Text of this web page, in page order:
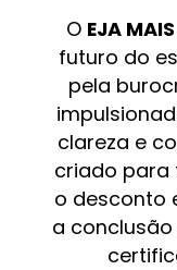
O EJA
futuro do
pela
clareza e
criado para
o desconto
a